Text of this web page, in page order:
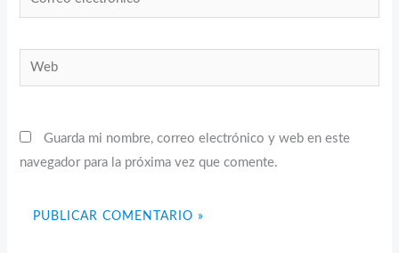
electrónico*
Web
Guarda mi nombre, correo electrónico y web en este
navegador para la próxima vez que comente.